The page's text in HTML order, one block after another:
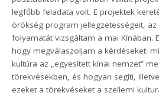
legfőbb feladata volt. E projektek
örökség program jellegzetességeit,
folyamatát vizsgáltam a mai Kínában.
hogy megválaszoljam a kérdéseket:
kultúra az „egyesített kínai nemzet”
törekvésekben, és hogyan segíti,
ezeket a törekvéseket a szellemi